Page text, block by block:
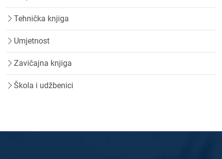
Tehnička knjiga
Umjetnost
Zavičajna knjiga
Škola i udžbenici